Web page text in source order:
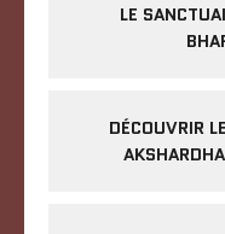
LE
DÉCOUVRIR